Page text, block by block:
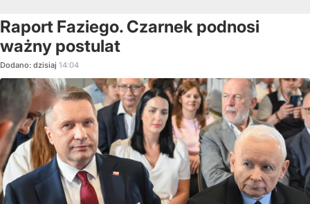
Raport Faziego. Czarnek podnosi
ważny postulat
Dodano: dzisiaj 14:04